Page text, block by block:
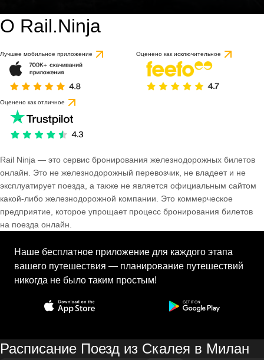
О Rail.Ninja
Лучшее мобильное приложение Оценено как исключительное
Оценено как отличное
Rail Ninja — это сервис бронирования железнодорожных билетов
онлайн. Это не железнодорожный перевозчик, не владеет и не
эксплуатирует поезда, а также не является официальным сайтом
какой-либо железнодорожной компании. Это коммерческое
предприятие, которое упрощает процесс бронирования билетов
на поезда онлайн.
Наше бесплатное приложение для каждого этапа
вашего путешествия — планирование путешествий
никогда не было таким простым!
Расписание Поезд из Скалея в Милан